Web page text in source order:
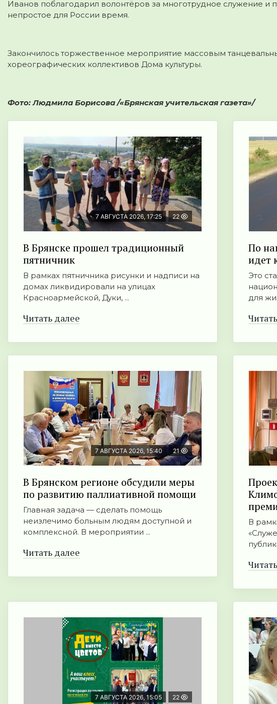
Иванов поблагодарил волонтёров за многотрудное служение
непростое для России время.
Закончилось торжественное мероприятие массовым
хореографических коллективов Дома культуры.
Фото: Людмила Борисова /«Брянская учительская газета»/
7 АВГУСТА 2026, 17:25 22
В Брянске прошел традиционный
пятничник
В рамках пятничника рисунки и надписи на
домах ликвидировали на улицах
Красноармейской, Дуки, ...
Читать далее
По
идет
Это
для
7 АВГУСТА 2026, 15:40 21
В Брянском регионе обсудили меры
по развитию паллиативной помощи
Главная задача — сделать помощь
неизлечимо больным людям доступной и
комплексной. В мероприятии ...
Читать далее
В
7 АВГУСТА 2026, 15:05 22